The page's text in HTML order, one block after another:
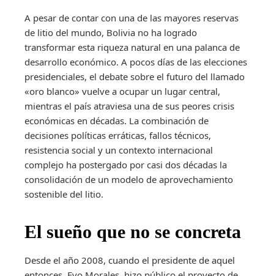
A pesar de contar con una de las mayores reservas
de litio del mundo, Bolivia no ha logrado
transformar esta riqueza natural en una palanca de
desarrollo económico. A pocos días de las elecciones
presidenciales, el debate sobre el futuro del llamado
«oro blanco» vuelve a ocupar un lugar central,
mientras el país atraviesa una de sus peores crisis
económicas en décadas. La combinación de
decisiones políticas erráticas, fallos técnicos,
resistencia social y un contexto internacional
complejo ha postergado por casi dos décadas la
consolidación de un modelo de aprovechamiento
sostenible del litio.
El sueño que no se concreta
Desde el año 2008, cuando el presidente de aquel